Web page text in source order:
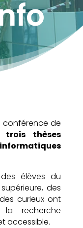
conférence de
trois thèses
élèves du
des
curieux ont
recherche
accessible.